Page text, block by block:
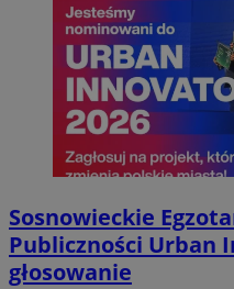
Sosnowieckie
Publiczności Urban
głosowanie